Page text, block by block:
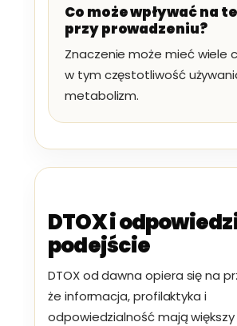
Co może wpływać na
przy prowadzeniu?
Znaczenie może mieć wiele
w tym częstotliwość
metabolizm.
DTOX i
podejście
DTOX od dawna opiera się na
że informacja, profilaktyka i
odpowiedzialność mają większy